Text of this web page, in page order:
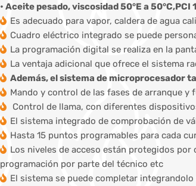
• Aceite pesado, viscosidad 50°E a 50°C,PCI
Es adecuado para vapor, caldera de agua
Cuadro eléctrico integrado se puede
La programación digital se realiza en la
La ventaja adicional que ofrece el sistema
Además, el sistema de microprocesador
Mando y control de las fases de arranque
Control de llama, con diferentes
El sistema integrado de comprobación de
Hasta 15 puntos programables para cada
Los niveles de acceso están protegidos
programación por parte del técnico etc
El sistema se puede completar